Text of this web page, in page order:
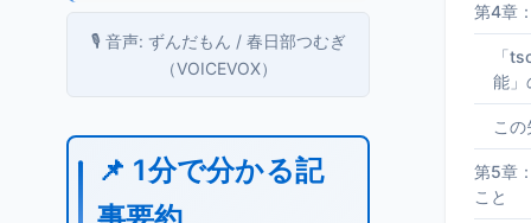
🎙️ 音声: ずんだもん / 春日部つむぎ
（VOICEVOX）
📌 1分で分かる記
第4章
「
能」
こ
第5章
こと